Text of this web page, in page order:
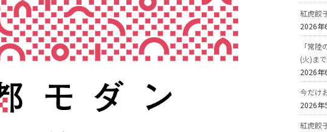
紅虎餃
2026年
「常
(火)ま
2026年
今だけ
2026年
紅虎餃